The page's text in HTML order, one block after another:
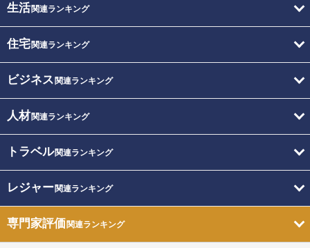
生活関連ランキング
住宅関連ランキング
ビジネス 関連ランキング
人材関連ランキング
トラベル関連ランキング
レジャー関連ランキング
専門家評価関連ランキング